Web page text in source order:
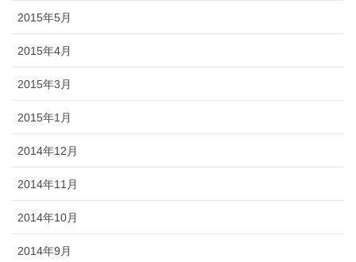
2015年5月
2015年4月
2015年3月
2015年1月
2014年12月
2014年11月
2014年10月
2014年9月